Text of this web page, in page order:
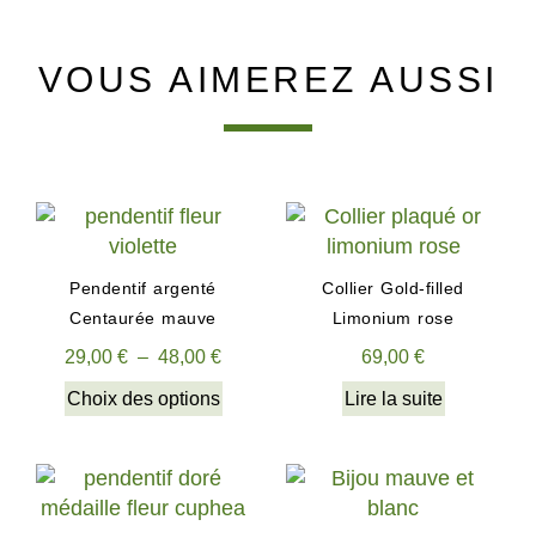
VOUS AIMEREZ AUSSI
Pendentif argenté
Centaurée mauve
29,00 € – 48,00 €
Choix des options
Collier Gold-filled
Limonium rose
69,00 €
Lire la suite